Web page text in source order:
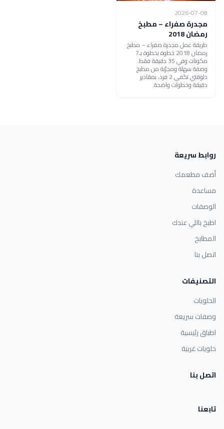
2026-07-08
مجدرة صفراء – مطبخ
رمضان 2018
طريقة عمل مجدرة صفراء – مطبخ
رمضان 2018 خطوة بخطوة بـ7
مكونات وفي 35 دقيقة فقط.
وصفة سهلة ومجرّبة من مطبخ
دلوقتي تكفي 2 فرد، بمقادير
دقيقة وخطوات واضحة.
روابط سريعة
أضف مطعمك
مساعدة
الوصفات
اطبخ باللي عندك
المطابخ
اتصل بنا
التصنيفات
الحلويات
وصفات سريعة
اطباق رئيسية
حلويات غربية
اتصل بنا
تابعنا